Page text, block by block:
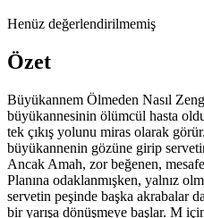
Henüz değerlendirilmemiş
Özet
Büyükannem Ölmeden Nasıl
büyükannesinin ölümcül hasta
tek çıkış yolunu miras olarak
büyükannenin gözüne girip
Ancak Amah, zor beğenen,
Planına odaklanmışken, yalnız
servetin peşinde başka akrabalar
bir yarışa dönüşmeye başlar. M